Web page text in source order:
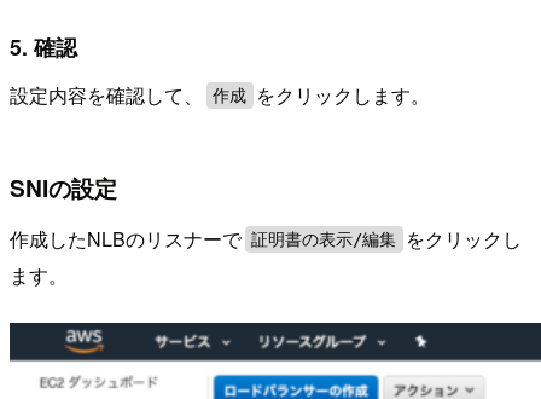
5. 確認
設定内容を確認して、 作成 をクリックします。
SNIの設定
作成したNLBのリスナーで 証明書の表示/編集
をクリックし
ます。